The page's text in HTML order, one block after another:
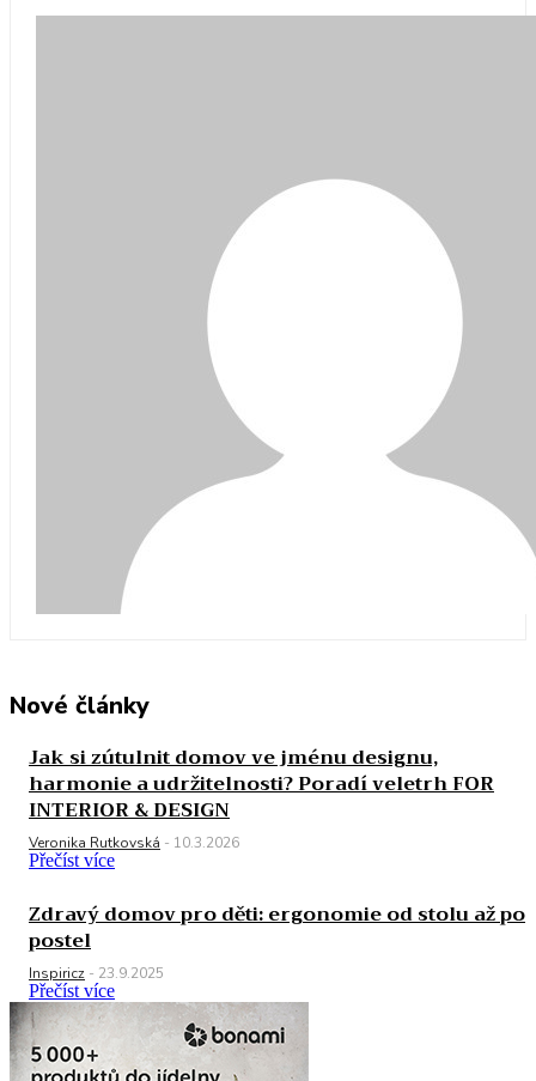
Nové články
Jak si zútulnit domov ve jménu designu,
harmonie a udržitelnosti? Poradí veletrh FOR
INTERIOR & DESIGN
Veronika Rutkovská - 10.3.2026
Přečíst více
Zdravý domov pro děti: ergonomie od stolu až po
postel
Inspiricz - 23.9.2025
Přečíst více